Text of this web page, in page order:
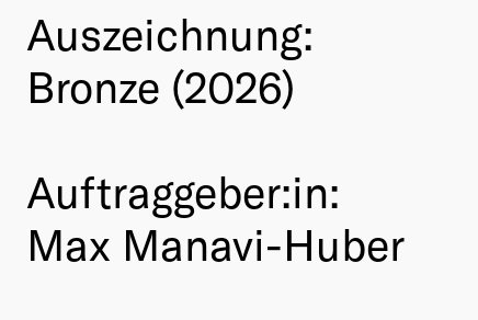
Auszeichnung:
Bronze (2026)
Auftraggeber:in:
Max Manavi-Huber